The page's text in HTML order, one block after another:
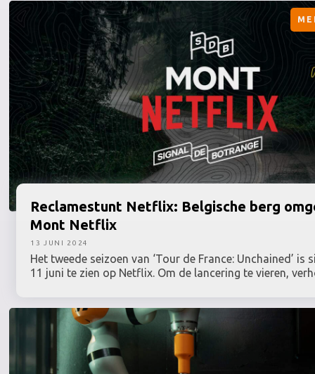
Innovations en Next Gen Stats tracking data, zette
live feed van een American Football-wedstrijd om in
van Toy Story. De Toy Story-wedstrijd werd
‘normale’ wedstrijd uitgezonden op ESPN+ en Disney
best bekeken live uitzending op deze kanalen ooit.
Reclamestunt Netflix: Belgische berg
Mont Netflix
Het tweede seizoen van ‘Tour de France: Unchained’ is
11 juni te zien op Netflix. Om de lancering te vieren,
13 JUNI 2024